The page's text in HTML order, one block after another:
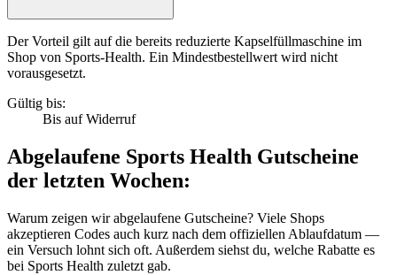
Der Vorteil gilt auf die bereits reduzierte Kapselfüllmaschine im
Shop von Sports-Health. Ein Mindestbestellwert wird nicht
vorausgesetzt.
Gültig bis:
Bis auf Widerruf
Abgelaufene Sports Health Gutscheine
der letzten Wochen:
Warum zeigen wir abgelaufene Gutscheine? Viele Shops
akzeptieren Codes auch kurz nach dem offiziellen Ablaufdatum —
ein Versuch lohnt sich oft. Außerdem siehst du, welche Rabatte es
bei Sports Health zuletzt gab.